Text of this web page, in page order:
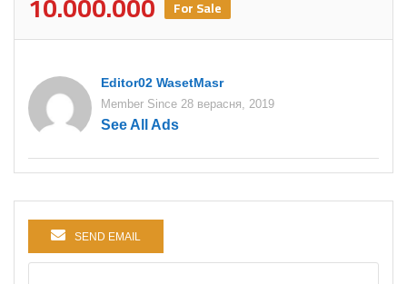
For Sale
Editor02 WasetMasr
Member Since 28 верасня, 2019
See All Ads
SEND EMAIL